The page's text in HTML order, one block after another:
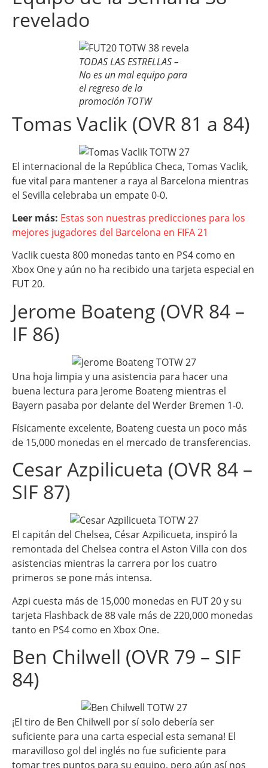
revelado
TODAS LAS ESTRELLAS –
No es un mal equipo para
el regreso de la
promoción TOTW
Tomas Vaclik (OVR 81 a 84)
El internacional de la República Checa, Tomas Vaclik,
fue vital para mantener a raya al Barcelona mientras
el Sevilla celebraba un empate 0-0.
Leer más: Estas son nuestras predicciones para los
mejores jugadores del Barcelona en FIFA 21
Vaclik cuesta 800 monedas tanto en PS4 como en
Xbox One y aún no ha recibido una tarjeta especial en
FUT 20.
Jerome Boateng (OVR 84 –
IF 86)
Una hoja limpia y una asistencia para hacer una
buena lectura para Jerome Boateng mientras el
Bayern pasaba por delante del Werder Bremen 1-0.
Físicamente excelente, Boateng cuesta un poco más
de 15,000 monedas en el mercado de transferencias.
Cesar Azpilicueta (OVR 84 –
SIF 87)
El capitán del Chelsea, César Azpilicueta, inspiró la
remontada del Chelsea contra el Aston Villa con dos
asistencias mientras la carrera por los cuatro
primeros se pone más intensa.
Azpi cuesta más de 15,000 monedas en FUT 20 y su
tarjeta Flashback de 88 vale más de 220,000 monedas
tanto en PS4 como en Xbox One.
Ben Chilwell (OVR 79 – SIF
84)
¡El tiro de Ben Chilwell por sí solo debería ser
suficiente para una carta especial esta semana! El
maravilloso gol del inglés no fue suficiente para
tomar tres puntos para su equipo, pero aún así nos